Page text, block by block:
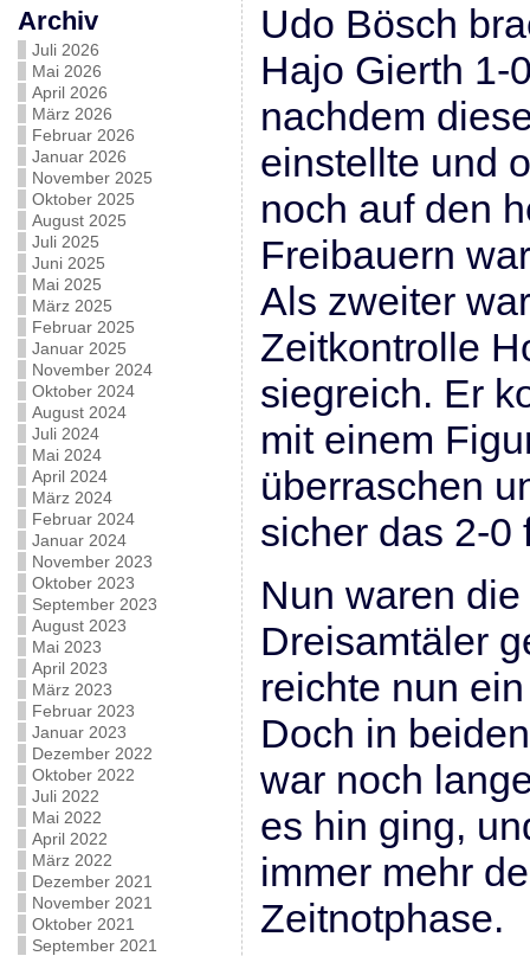
Archiv
Juli 2026
Mai 2026
April 2026
März 2026
Februar 2026
Januar 2026
November 2025
Oktober 2025
August 2025
Juli 2025
Juni 2025
Mai 2025
März 2025
Februar 2025
Januar 2025
November 2024
Oktober 2024
August 2024
Juli 2024
Mai 2024
April 2024
März 2024
Februar 2024
Januar 2024
November 2023
Oktober 2023
September 2023
August 2023
Mai 2023
April 2023
März 2023
Februar 2023
Januar 2023
Dezember 2022
Oktober 2022
Juli 2022
Mai 2022
April 2022
März 2022
Dezember 2021
November 2021
Oktober 2021
September 2021
Udo Bösch
Hajo Gierth 1-
nachdem
einstellte und
noch auf den
Freibauern
Als zweiter
Zeitkontrolle
siegreich. Er
mit einem
überraschen
sicher das 2-0
Nun waren
Dreisamtäler
reichte nun
Doch in
war noch
es hin ging,
immer mehr
Zeitnotphase.